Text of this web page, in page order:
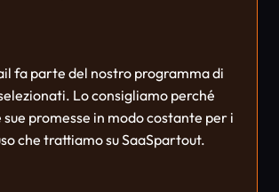
fa parte del nostro programma di
Lo consigliamo perché
promesse in modo costante per i
che trattiamo su SaaSpartout.